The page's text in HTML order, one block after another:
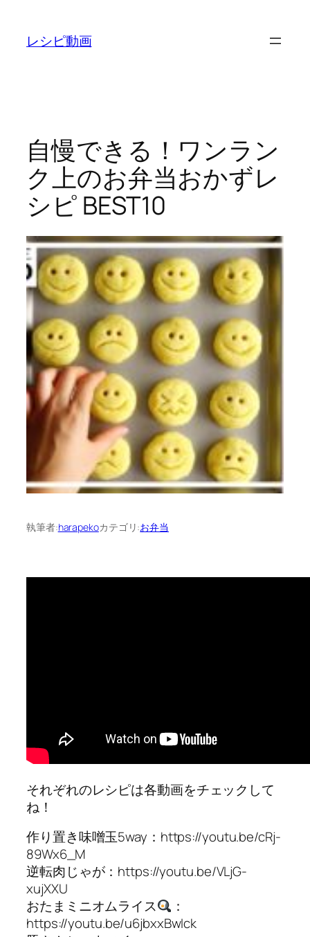
レシピ動画
自慢できる！ワンラン
ク上のお弁当おかずレ
シピ BEST10
執筆者:harapekoカテゴリ:お弁当
それぞれのレシピは各動画をチェックして
ね！
作り置き味噌玉5way：https://youtu.be/cRj-
89Wx6_M
逆転肉じゃが：https://youtu.be/VLjG-
xujXXU
おたまミニオムライス
：
https://youtu.be/u6jbxxBwIck